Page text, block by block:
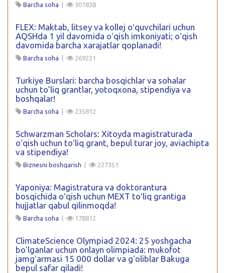
Barcha soha | 301838
FLEX: Maktab, litsey va kollej oʻquvchilari uchun
AQSHda 1 yil davomida oʻqish imkoniyati; oʻqish
davomida barcha xarajatlar qoplanadi!
Barcha soha | 269221
Turkiye Burslari: barcha bosqichlar va sohalar
uchun to’liq grantlar, yotoqxona, stipendiya va
boshqalar!
Barcha soha | 235812
Schwarzman Scholars: Xitoyda magistraturada
oʻqish uchun toʻliq grant, bepul turar joy, aviachipta
va stipendiya!
Biznesni boshqarish | 227351
Yaponiya: Magistratura va doktorantura
bosqichida oʻqish uchun MEXT toʻliq grantiga
hujjatlar qabul qilinmoqda!
Barcha soha | 178812
ClimateScience Olympiad 2024: 25 yoshgacha
boʻlganlar uchun onlayn olimpiada: mukofot
jamgʻarmasi 15 000 dollar va gʻoliblar Bakuga
bepul safar qiladi!